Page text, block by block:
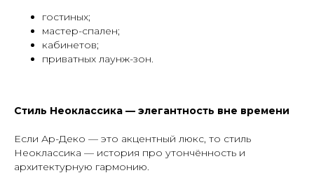
гостиных;
мастер-спален;
кабинетов;
приватных лаунж-зон.
Стиль Неоклассика — элегантность вне времени
Если Ар-Деко — это акцентный люкс, то стиль
Неоклассика — история про утончённость и
архитектурную гармонию.